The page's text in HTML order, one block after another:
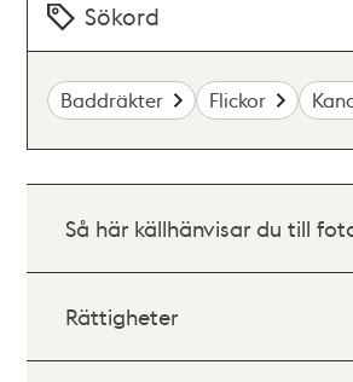
Sökord
Baddräkter Flickor
Så här källhänvisar du till
Rättigheter